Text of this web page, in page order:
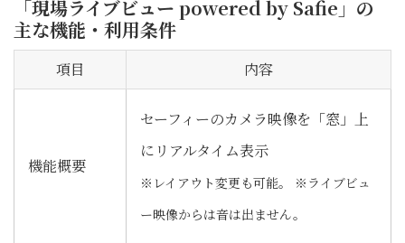
「現場ライブビュー powered by Safie」の
主な機能・利用条件
項目 内容
機能概要
セーフィーのカメラ映像を「窓」上
にリアルタイム表示
※レイアウト変更も可能。 ※ライブビュ
ー映像からは音は出ません。